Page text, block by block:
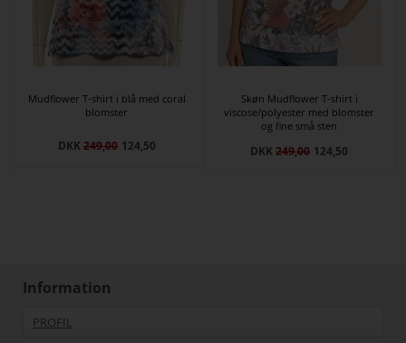
Mudflower T-shirt i blå med coral
blomster
DKK249,00 124,50
Skøn Mudflower T-shirt i
viscose/polyester med blomster
og fine små sten
DKK249,00 124,50
Information
PROFIL